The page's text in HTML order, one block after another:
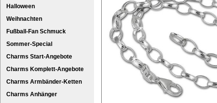
Halloween
Weihnachten
Fußball-Fan Schmuck
Sommer-Special
Charms Start-Angebote
Charms Komplett-Angebote
Charms Armbänder-Ketten
Charms Anhänger